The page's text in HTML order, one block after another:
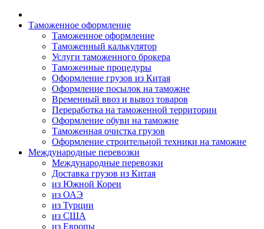
Таможенное оформление
Таможенное оформление
Таможенный калькулятор
Услуги таможенного брокера
Таможенные процедуры
Оформление грузов из Китая
Оформление посылок на таможне
Временный ввоз и вывоз товаров
Переработка на таможенной территории
Оформление обуви на таможне
Таможенная очистка грузов
Оформление строительной техники на таможне
Международные перевозки
Международные перевозки
Доставка грузов из Китая
из Южной Кореи
из ОАЭ
из Турции
из США
из Европы